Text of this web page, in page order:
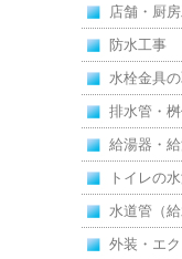
店舗・厨
防水工事
水栓金具の
排水管・
汚水）
給湯器・
れ
トイレの
水道管（
管
外装・エ